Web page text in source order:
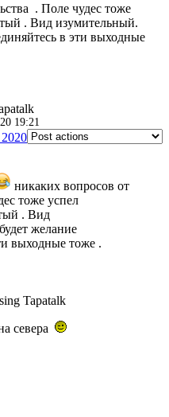
. Поле чудес тоже
. Вид изумительный.
в эти выходные
19:21
никаких вопросов от
тоже успел
. Вид
желание
выходные тоже .
Tapatalk
севера